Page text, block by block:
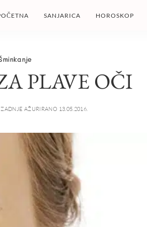
SANJARICA HOROSKOP
PLAVE OČI
ZADNJE AŽURIRANO 13.05.2016.